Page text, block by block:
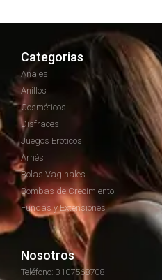
Categorias
Anales
Anillos
Cosméticos
Disfraces
Juegos Eroticos
Arnés
Bolas Vaginales
Bombas de Crecimiento
Fundas y Extensiones
Nosotros
Teléfono: 3107568708